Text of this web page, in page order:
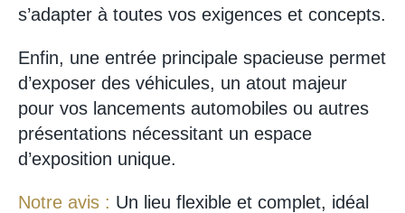
s’adapter à toutes vos exigences et concepts.
Enfin, une entrée principale spacieuse permet
d’exposer des véhicules, un atout majeur
pour vos lancements automobiles ou autres
présentations nécessitant un espace
d’exposition unique.
Notre avis : Un lieu flexible et complet, idéal